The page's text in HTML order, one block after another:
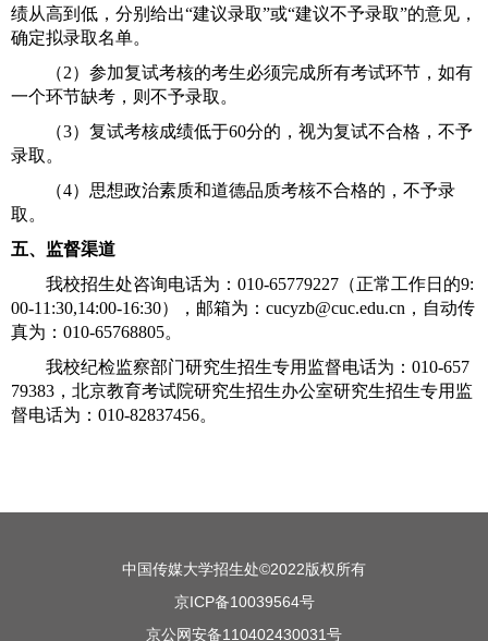
绩从高到低，分别给出“建议录取”或“建议不予录取”的意见，
确定拟录取名单。
（2）参加复试考核的考生必须完成所有考试环节，如有
一个环节缺考，则不予录取。
（3）复试考核成绩低于60分的，视为复试不合格，不予
录取。
（4）思想政治素质和道德品质考核不合格的，不予录
取。
五、监督渠道
我校招生处咨询电话为： 010-65779227 （正常工作日的9:
00-11:30,14:00-16:30），邮箱为： cucyzb@cuc.edu.cn ，自动传
真为： 010-65768805。
我校纪检监察部门研究生招生专用监督电话为： 010-657
79383 ，北京教育考试院研究生招生办公室研究生招生专用监
督电话为： 010-82837456。
中国传媒大学招生处©2022版权所有
京ICP备10039564号
京公网安备110402430031号